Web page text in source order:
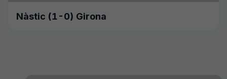
Nàstic (1-0) Girona